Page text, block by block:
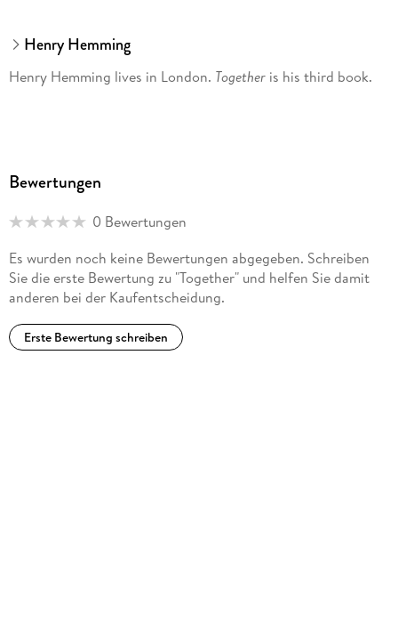
Henry Hemming
Henry Hemming lives in London. Togetheris his third book.
Bewertungen
0 Bewertungen
Es wurden noch keine Bewertungen abgegeben. Schreiben
Sie die erste Bewertung zu "Together" und helfen Sie damit
anderen bei der Kaufentscheidung.
Erste Bewertung schreiben